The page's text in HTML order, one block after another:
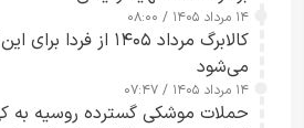
۱۴ مرداد ۱۴۰۵ / ۰۸:۰۰
کالابرگ مرداد ۱۴۰۵ از
می‌شود
۱۴ مرداد ۱۴۰۵ / ۰۷:۴۷
حملات موشکی گسترده روسیه به